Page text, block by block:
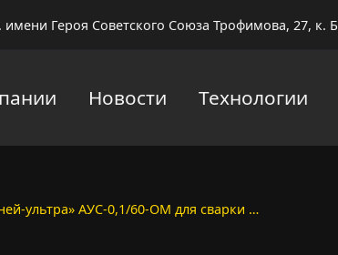
имени Героя Советского Союза Трофимова, 27, к. Б
Новости Технологии
ультра» АУС-0,1/60-ОМ для сварки …